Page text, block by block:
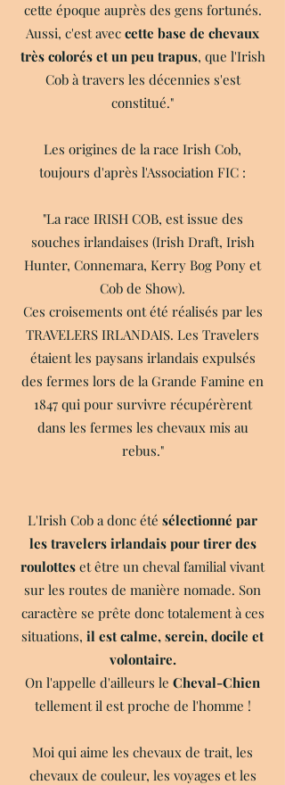
cette époque auprès des gens fortunés.
Aussi, c'est avec cette base de chevaux
très colorés et un peu trapus, que l'Irish
Cob à travers les décennies s'est
constitué."
Les origines de la race Irish Cob,
toujours d'après l'Association FIC :
"La race IRISH COB, est issue des
souches irlandaises (Irish Draft, Irish
Hunter, Connemara, Kerry Bog Pony et
Cob de Show).
Ces croisements ont été réalisés par les
TRAVELERS IRLANDAIS. Les Travelers
étaient les paysans irlandais expulsés
des fermes lors de la Grande Famine en
1847 qui pour survivre récupérèrent
dans les fermes les chevaux mis au
rebus."
L'Irish Cob a donc été sélectionné par
les travelers irlandais pour tirer des
roulottes et être un cheval familial vivant
sur les routes de manière nomade. Son
caractère se prête donc totalement à ces
situations, il est calme, serein, docile et
volontaire.
On l'appelle d'ailleurs le Cheval-Chien
tellement il est proche de l'homme !
Moi qui aime les chevaux de trait, les
chevaux de couleur, les voyages et les